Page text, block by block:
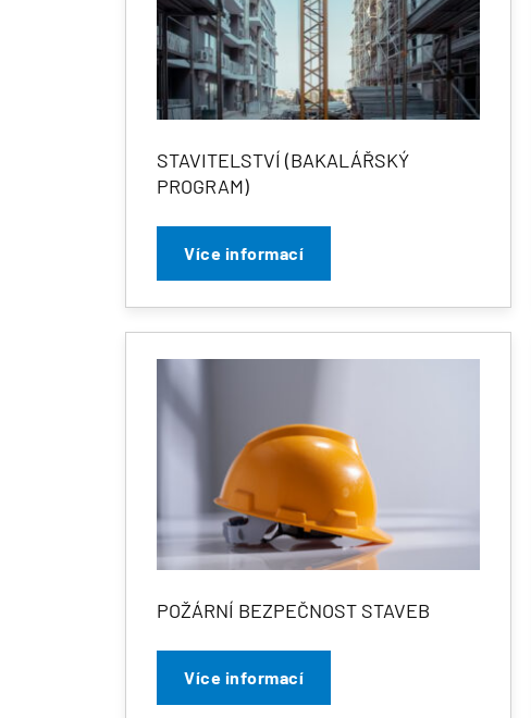
STAVITELSTVÍ (BAKALÁŘSKÝ
PROGRAM)
Více informací
POŽÁRNÍ BEZPEČNOST STAVEB
Více informací